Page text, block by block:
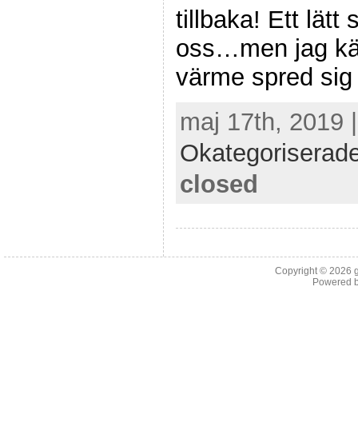
tillbaka! Ett lätt
oss…men jag
värme spred
maj 17th, 2019
closed
Copyright © 2026
Powered